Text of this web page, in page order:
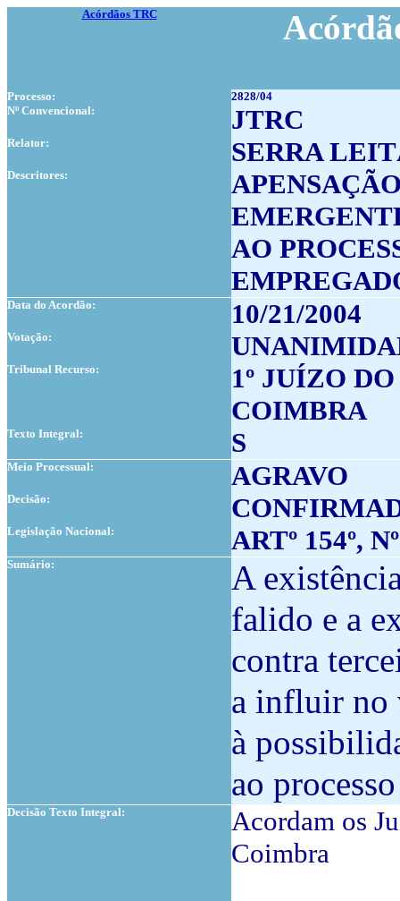
Acórdãos TRC
Processo:
2828/04
Nº Convencional:
JTRC
Relator: SERRA
Descritores:
AO
Data do Acordão: 10/21/2004
Votação:
Tribunal Recurso:
1º JUÍZO
COIMBRA
Texto Integral: S
Meio Processual: AGRAVO
Decisão:
Legislação Nacional: ARTº 154º,
Sumário:
A
falido e a
contra
a influir no
à
ao
Decisão Texto Integral:
Acordam os
Coimbra